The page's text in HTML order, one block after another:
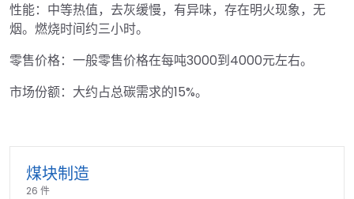
性能：中等热值，去灰缓慢，有异味，存在明火现象，无
烟。燃烧时间约三小时。
零售价格：一般零售价格在每吨3000到4000元左右。
市场份额：大约占总碳需求的15%。
煤块制造
26 件